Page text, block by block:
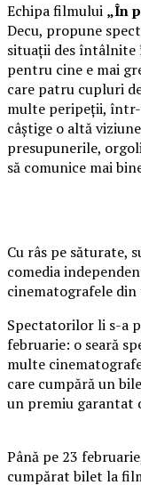
Echipa filmului „În
Decu, propune
situații des
pentru cine e mai
care patru cupluri
multe peripeții, într-
câștige o altă
presupunerile,
să comunice mai
Cu râs pe săturate,
comedia
cinematografele
Spectatorilor li s-a
februarie: o seară
multe
care cumpără un
un premiu garantat
Până pe 23
cumpărat bilet la